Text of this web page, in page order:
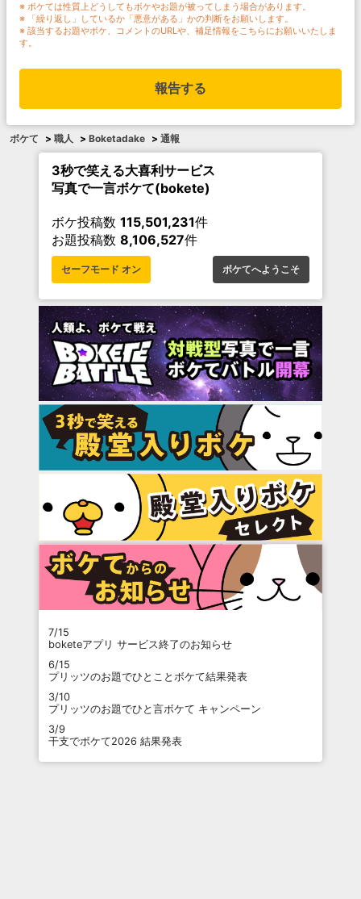
※ ボケては性質上どうしてもボケやお題が被ってしまう場合があります。
※ 「繰り返し」しているか「悪意がある」かの判断をお願いします。
※ 該当するお題やボケ、コメントのURLや、補足情報をこちらにお願いいたしま
す。
報告する
ボケて > 職人 > Boketadake > 通報
3秒で笑える大喜利サービス
写真で一言ボケて(bokete)
ボケ投稿数 115,501,231件
お題投稿数 8,106,527件
セーフモード オン ボケてへようこそ
7/15
boketeアプリ サービス終了のお知らせ
6/15
プリッツのお題でひとことボケて結果発表
3/10
プリッツのお題でひと言ボケて キャンペーン
3/9
干支でボケて2026 結果発表